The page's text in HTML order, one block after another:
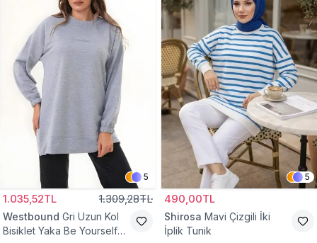
5
1.035,52TL 1.309,28TL
Westbound Gri Uzun Kol
Bisiklet Yaka Be Yourself
5
490,00TL
Shirosa Mavi Çizgili İki
İplik Tunik